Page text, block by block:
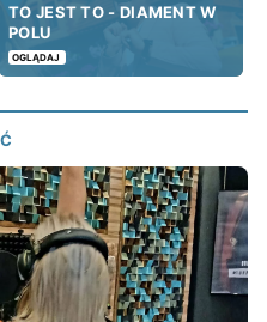
TO JEST TO - DIAMENT W
POLU
OGLĄDAJ